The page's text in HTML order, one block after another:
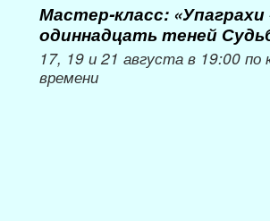
Мастер-класс: «Упаграхи
одиннадцать теней
17, 19 и 21 августа в 19:00 по
времени